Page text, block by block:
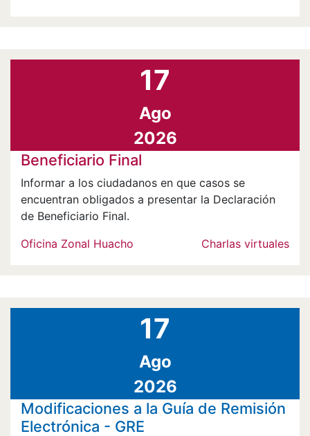
17
Ago
2026
Beneficiario Final
Informar a los ciudadanos en que casos se
encuentran obligados a presentar la Declaración
de Beneficiario Final.
Oficina Zonal Huacho
Charlas virtuales
17
Ago
2026
Modificaciones a la Guía de Remisión
Electrónica - GRE